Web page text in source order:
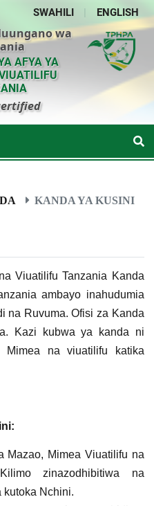
SWAHILI ENGLISH
wa
AFYA YA
KANDA YA KUSINI
Viuatilifu Tanzania Kanda
ambayo inahudumia
na Ruvuma. Ofisi za Kanda
Kazi kubwa ya kanda ni
Mimea na viuatilifu katika
Mazao, Mimea Viuatilifu na
zinazodhibitiwa na
kutoka Nchini.